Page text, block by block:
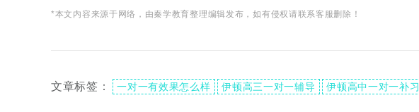
*本文内容来源于网络，由秦学教育整理编辑发布，如有侵权请联系客服删除！
文章标签： 一对一有效果怎么样 伊顿高三一对一辅导 伊顿高中一对一补习